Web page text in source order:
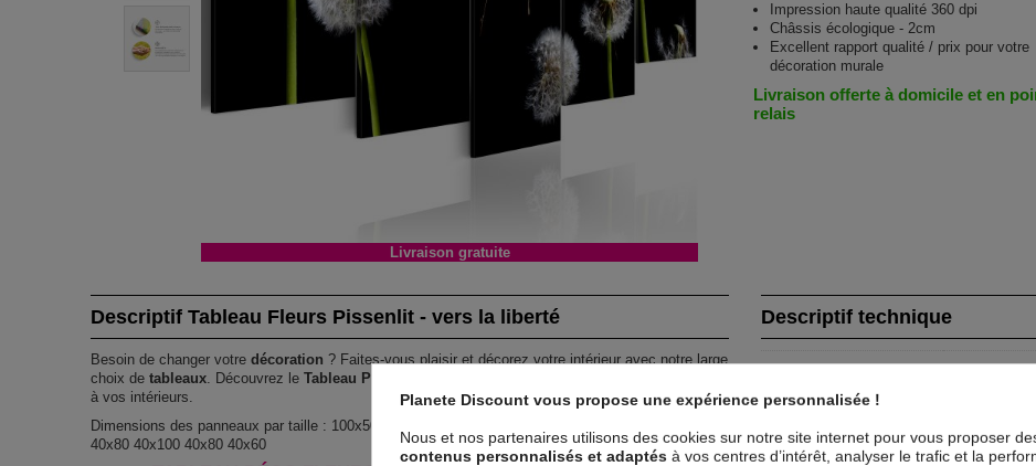
Livraison gratuite
Impression haute qualité 360 dpi
Châssis écologique - 2cm
Excellent rapport qualité / prix pour votre
décoration murale
Livraison offerte à domicile et en
relais
Descriptif Tableau Fleurs Pissenlit - vers la liberté
Besoin de changer votredécoration ? Faites-vous plaisir et décorez votre intérieur avec notre large
choix detableaux . Découvrez leTableau Pissenlit - vers la liberté
à vos intérieurs.
Dimensions des panneaux par taille : 100x50 : 20x30 20x40 20x50 20x40 20x30 - 200x100 : 40x60
40x80 40x100 40x80 40x60
Descriptif technique
Dimensions (cm) 100x50
Planete Discount vous propose une expérience personnalisée !
Nous et nos partenaires utilisons des cookies sur notre site internet pour vous proposer
contenus personnalisés et adaptés à vos centres d’intérêt, analyser le trafic et la